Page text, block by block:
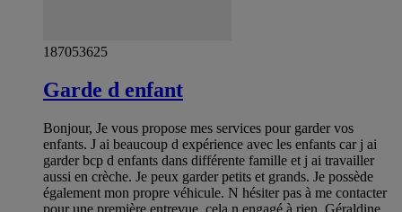
187053625
Garde d enfant
Bonjour, Je vous propose mes services pour garder vos
enfants. J ai beaucoup d expérience avec les enfants car j ai
garder bcp d enfants dans différente famille et j ai travailler
aussi en crèche. Je peux garder petits et grands. Je possède
également mon propre véhicule. N hésiter pas à me contacter